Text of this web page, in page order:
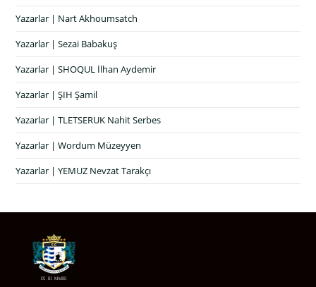
Yazarlar | Nart Akhoumsatch
Yazarlar | Sezai Babakuş
Yazarlar | SHOQUL İlhan Aydemir
Yazarlar | ŞIH Şamil
Yazarlar | TLETSERUK Nahit Serbes
Yazarlar | Wordum Müzeyyen
Yazarlar | YEMUZ Nevzat Tarakçı